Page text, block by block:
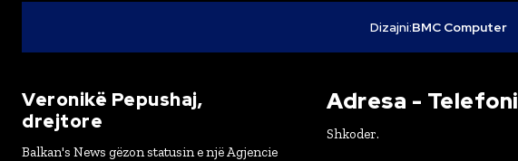
Dizajni:BMC Computer
Veronikë Pepushaj,
drejtore
Balkan's News gëzon statusin e një Agjencie
Adresa - Telefoni
Shkoder.